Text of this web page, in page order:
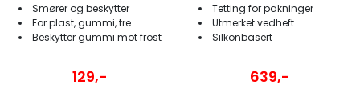
Smører og beskytter
For plast, gummi, tre
Beskytter gummi mot frost
129,-
Tetting for pakninger
Utmerket vedheft
Silkonbasert
639,-